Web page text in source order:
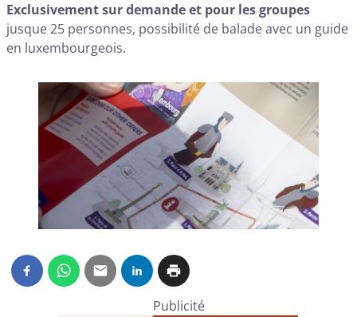
Exclusivement sur demande et pour les groupes
jusque 25 personnes, possibilité de balade avec un guide
en luxembourgeois.
Publicité